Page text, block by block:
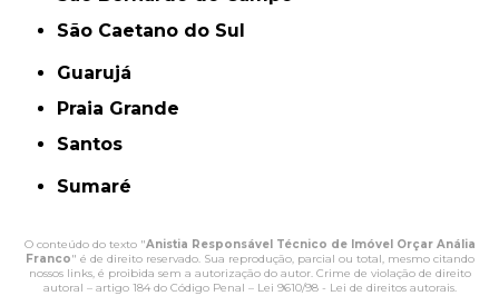
São Caetano do Sul
Guarujá
Praia Grande
Santos
Sumaré
O conteúdo do texto "Anistia Responsável Técnico de Imóvel Orçar Anália
Franco" é de direito reservado. Sua reprodução, parcial ou total, mesmo citando
nossos links, é proibida sem a autorização do autor. Crime de violação de direito
autoral – artigo 184 do Código Penal – Lei 9610/98 - Lei de direitos autorais.